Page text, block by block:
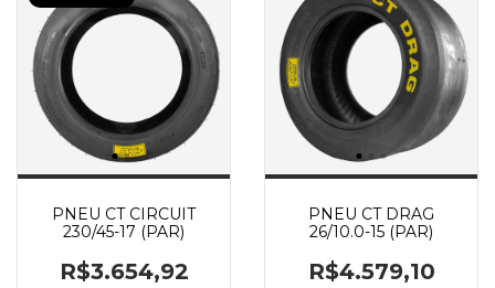
PNEU CT CIRCUIT
230/45-17 (PAR)
R$3.654,92
PNEU CT DRAG
26/10.0-15 (PAR)
R$4.579,10